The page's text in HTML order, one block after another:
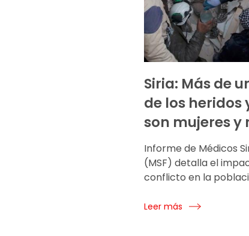
Siria: Más de
de los heridos
son mujeres y
Informe de Médicos
(MSF) detalla el
conflicto en la
Leer más